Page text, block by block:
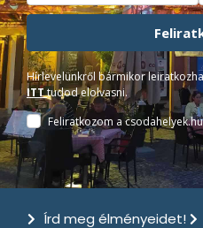
Hírlevelünkről bármikor
ITTtudod elolvasni.
Feliratkozom a
Írd meg élményeidet!